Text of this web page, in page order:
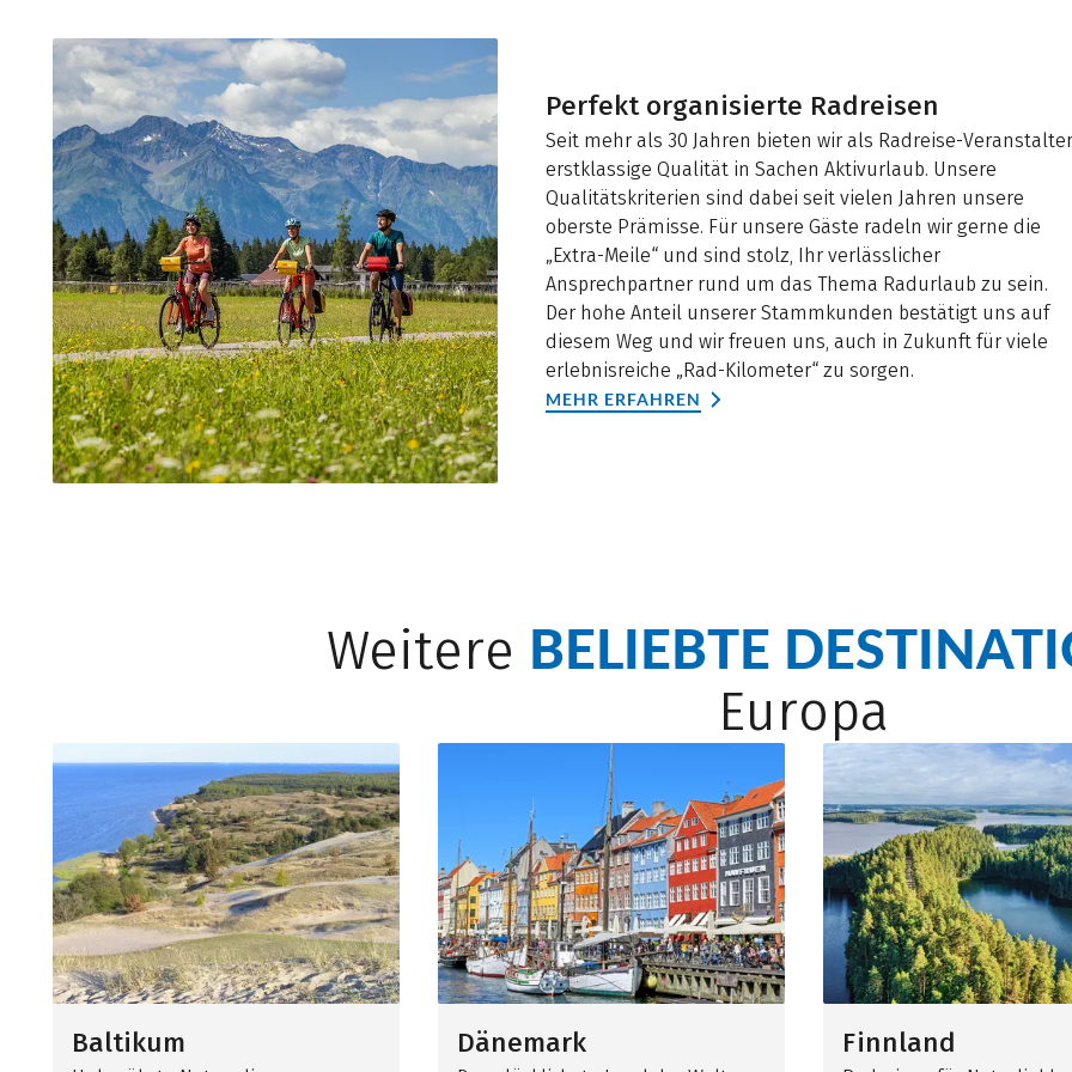
Perfekt organisierte Radreisen
Seit mehr als 30 Jahren bieten wir als Radreise-Veranstalter
erstklassige Qualität in Sachen Aktivurlaub. Unsere
Qualitätskriterien sind dabei seit vielen Jahren unsere
oberste Prämisse. Für unsere Gäste radeln wir gerne die
„Extra-Meile“ und sind stolz, Ihr verlässlicher
Ansprechpartner rund um das Thema Radurlaub zu sein.
Der hohe Anteil unserer Stammkunden bestätigt uns auf
diesem Weg und wir freuen uns, auch in Zukunft für viele
erlebnisreiche „Rad-Kilometer“ zu sorgen.
MEHR ERFAHREN
Weitere BELIEBTE
Europa
Baltikum Dänemark Finnland